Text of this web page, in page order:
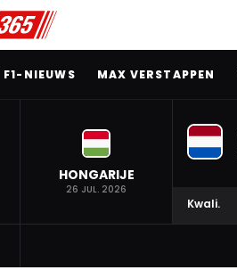
MENU
F1-NIEUWS MAX VERSTAPPEN
HONGARIJE
26 JUL. 2026
Kwali.